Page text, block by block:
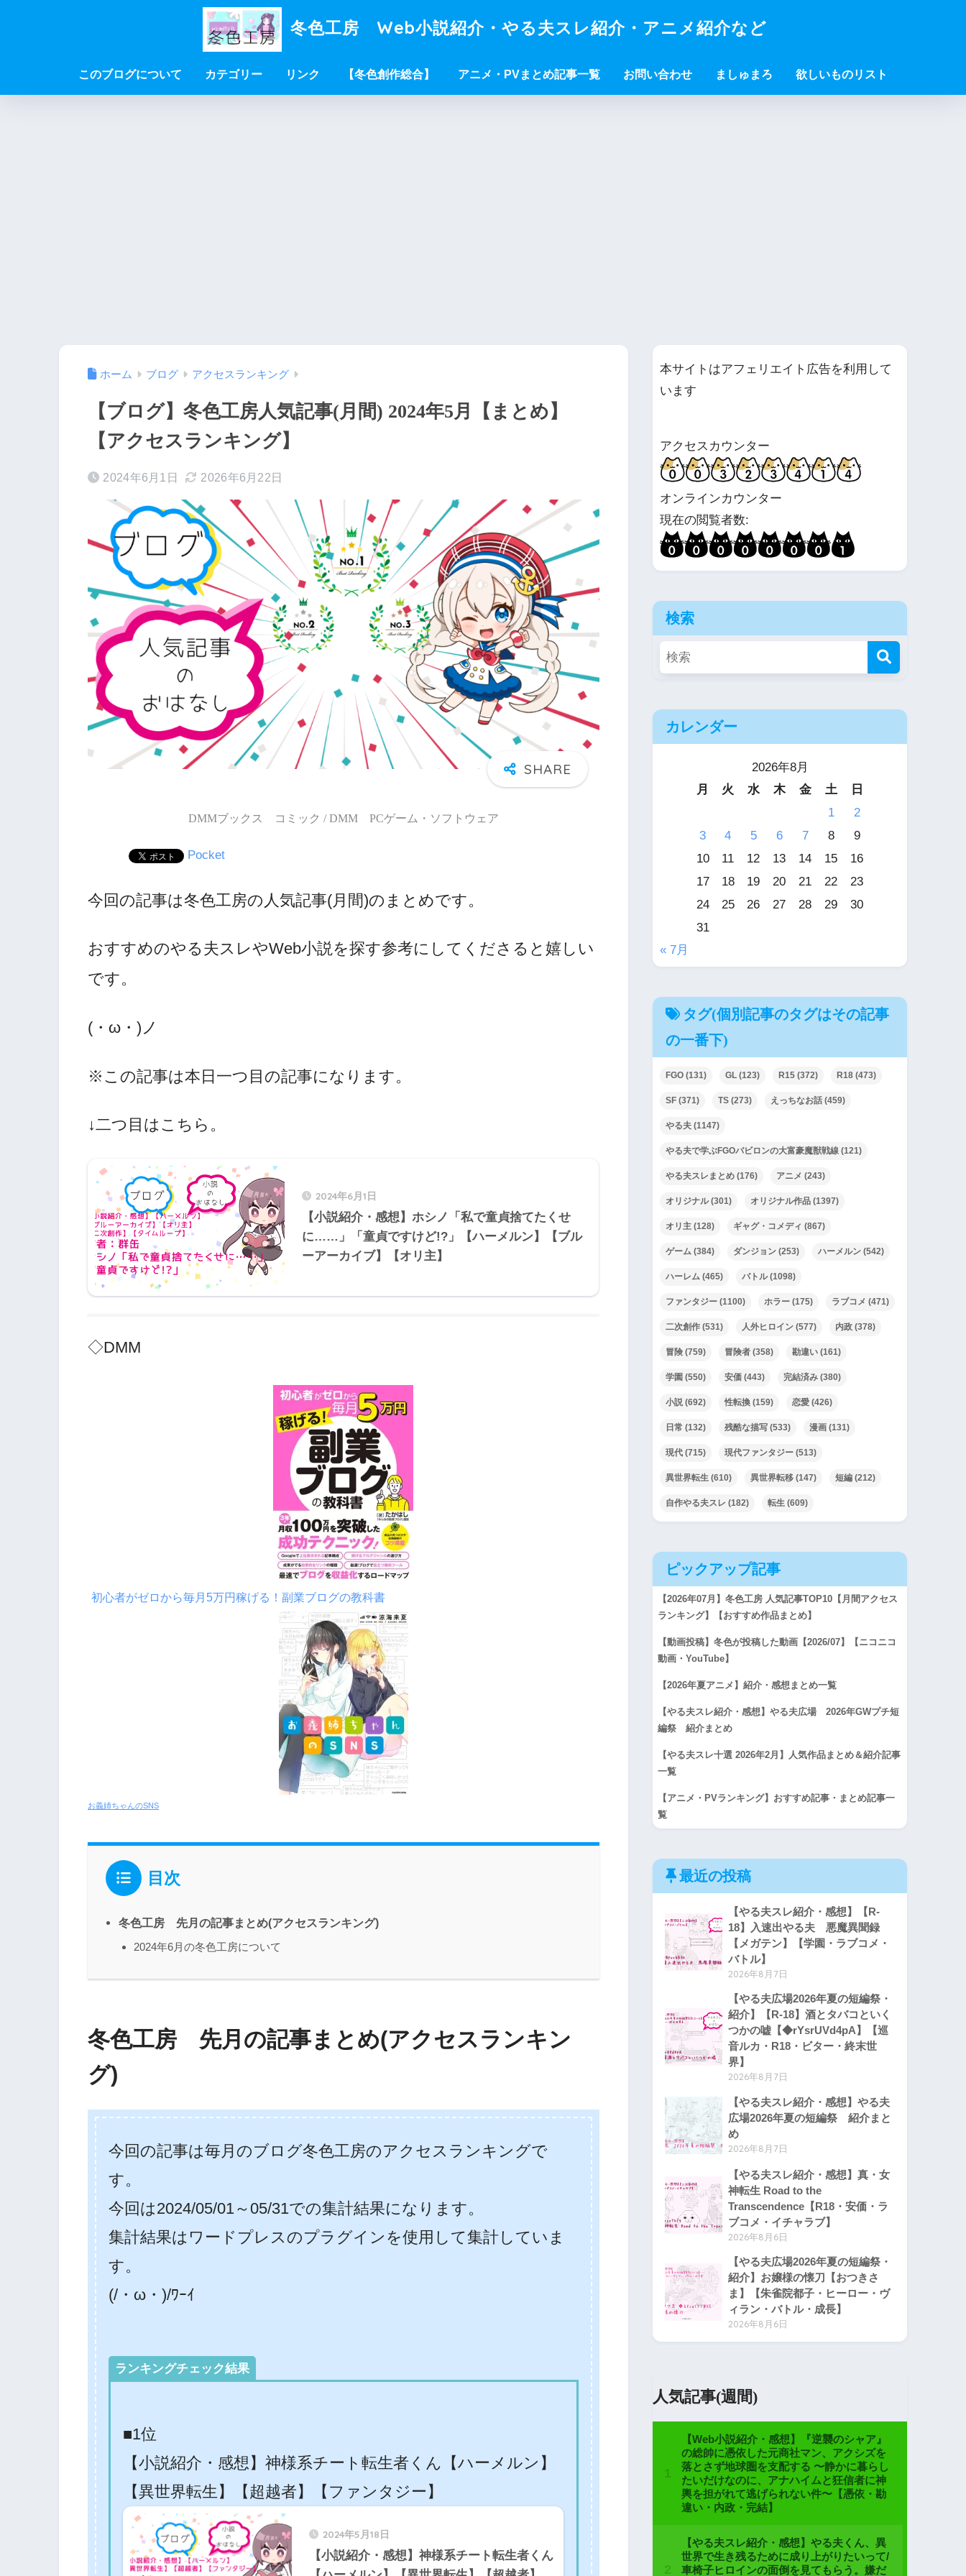
冬色工房 Web小説紹介・やる夫スレ紹介・アニメ紹介など
このブログについて カテゴリー リンク 【冬色創作総合】 アニメ・PVまとめ記事一覧 お問い合わせ ましゅまろ 欲しいものリスト
ホーム ブログ アクセスランキング
【ブログ】冬色工房人気記事(月間) 2024年5月【まとめ】
【アクセスランキング】
2024年6月1日 2026年6月22日
DMMブックス コミック / DMM PCゲーム・ソフトウェア
Pocket
今回の記事は冬色工房の人気記事(月間)のまとめです。
おすすめのやる夫スレやWeb小説を探す参考にしてくださると嬉しい
です。
(・ω・)ノ
※この記事は本日一つ目の記事になります。
↓二つ目はこちら。
2024年6月1日
【小説紹介・感想】ホシノ「私で童貞捨てたくせ
に……」「童貞ですけど!?」【ハーメルン】【ブル
ーアーカイブ】【オリ主】
◇DMM
初心者がゼロから毎月5万円稼げる！副業ブログの教科書
お義姉ちゃんのSNS
目次
冬色工房 先月の記事まとめ(アクセスランキング)
2024年6月の冬色工房について
冬色工房 先月の記事まとめ(アクセスランキン
グ)
今回の記事は毎月のブログ冬色工房のアクセスランキングで
す。
今回は2024/05/01～05/31での集計結果になります。
集計結果はワードプレスのプラグインを使用して集計していま
す。
(/・ω・)/ﾜｰｲ
ランキングチェック結果
■1位
【小説紹介・感想】神様系チート転生者くん【ハーメルン】
【異世界転生】【超越者】【ファンタジー】
2024年5月18日
【小説紹介・感想】神様系チート転生者くん
本サイトはアフェリエイト広告を利用して
います
アクセスカウンター
オンラインカウンター
現在の閲覧者数:
検索
カレンダー
2026年8月
月
火 水 木 金 土
日
1
2
3
4 5 6 7 8
9
10
11 12 13 14 15
16
17
18 19 20 21 22
23
24
25 26 27 28 29
30
31
« 7月
タグ(個別記事のタグはその記事
の一番下)
FGO (131) GL (123) R15 (372) R18 (473)
SF (371) TS (273) えっちなお話 (459)
やる夫 (1147)
やる夫で学ぶFGOバビロンの大富豪魔獣戦線 (121)
やる夫スレまとめ (176) アニメ (243)
オリジナル(301) オリジナル作品 (1397)
オリ主 (128) ギャグ・コメディ (867)
ゲーム (384) ダンジョン (253) ハーメルン (542)
ハーレム (465) バトル(1098)
ファンタジー (1100) ホラー (175) ラブコメ (471)
二次創作 (531) 人外ヒロイン (577) 内政 (378)
冒険 (759) 冒険者 (358) 勘違い (161)
学園 (550) 安価 (443) 完結済み (380)
小説(692) 性転換 (159) 恋愛 (426)
日常 (132) 残酷な描写 (533) 漫画 (131)
現代 (715) 現代ファンタジー (513)
異世界転生 (610) 異世界転移 (147) 短編 (212)
自作やる夫スレ (182) 転生 (609)
ピックアップ記事
【2026年07月】冬色工房 人気記事TOP10【月間アクセス
ランキング】【おすすめ作品まとめ】
【動画投稿】冬色が投稿した動画【2026/07】【ニコニコ
動画・YouTube】
【2026年夏アニメ】紹介・感想まとめ一覧
【やる夫スレ紹介・感想】やる夫広場 2026年GWプチ短
編祭 紹介まとめ
【やる夫スレ十選 2026年2月】人気作品まとめ＆紹介記事
一覧
【アニメ・PVランキング】おすすめ記事・まとめ記事一
覧
最近の投稿
【やる夫スレ紹介・感想】【R-
18】入速出やる夫 悪魔異聞録
【メガテン】【学園・ラブコメ・
バトル】
2026年8月7日
【やる夫広場2026年夏の短編祭・
紹介】【R-18】酒とタバコといく
つかの嘘【◆rYsrUVd4pA】【巡
音ルカ・R18・ビター・終末世
界】
2026年8月7日
【やる夫スレ紹介・感想】やる夫
広場2026年夏の短編祭 紹介まと
め
2026年8月7日
【やる夫スレ紹介・感想】真・女
神転生 Road to the
Transcendence【R18・安価・ラ
ブコメ・イチャラブ】
2026年8月6日
【やる夫広場2026年夏の短編祭・
紹介】お嬢様の懐刀【おつきさ
ま】【朱雀院都子・ヒーロー・ヴ
ィラン・バトル・成長】
2026年8月6日
人気記事(週間)